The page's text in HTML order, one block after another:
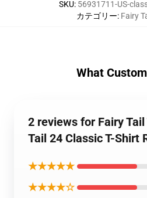
SKU: 56931711-US-
カテゴリー: Fairy
What
2 reviews for Fairy
Tail 24 Classic T-Shirt
★★★★★
★★★★☆